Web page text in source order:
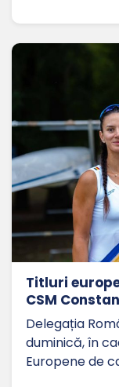
Titluri
CSM
Delegația
duminică, în
Europene de